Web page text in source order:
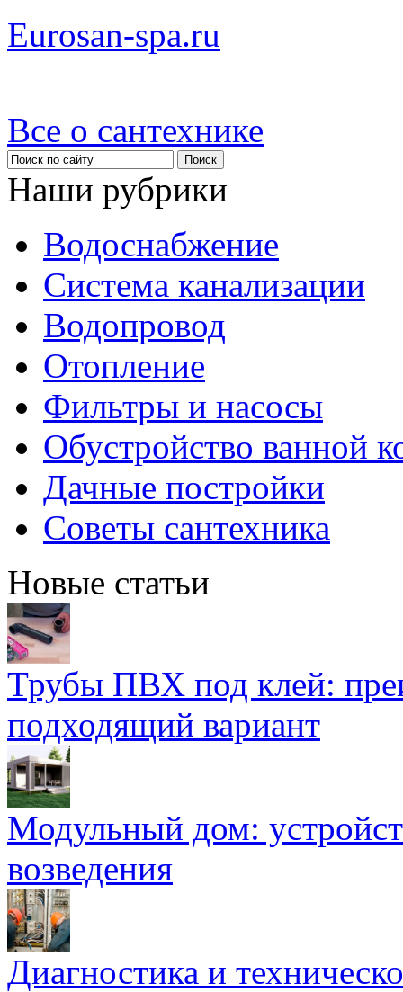
Eurosan-spa.ru
Все о сантехнике
Наши рубрики
Водоснабжение
Система канализации
Водопровод
Отопление
Фильтры и насосы
Обустройство ванной
Дачные постройки
Советы сантехника
Новые статьи
Трубы ПВХ под клей:
подходящий вариант
Модульный дом:
возведения
Диагностика и